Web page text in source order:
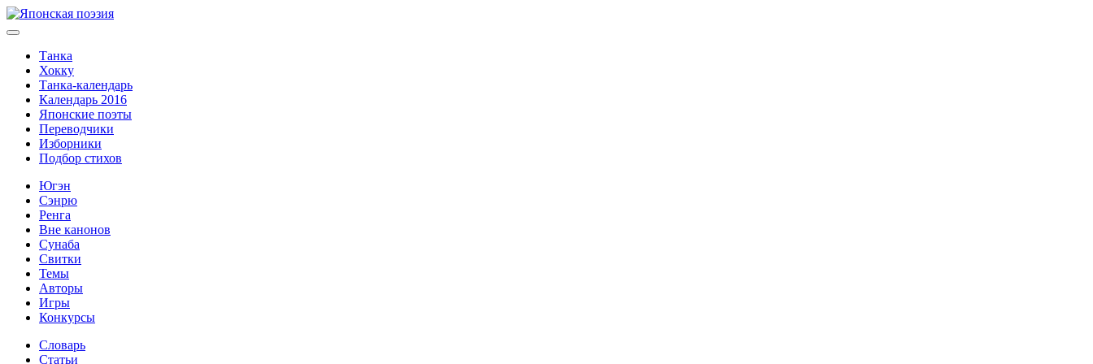
Танка
Хокку
Танка-календарь
Календарь 2016
Японские поэты
Переводчики
Изборники
Подбор стихов
Югэн
Сэнрю
Ренга
Вне канонов
Сунаба
Свитки
Темы
Авторы
Игры
Конкурсы
Словарь
Статьи